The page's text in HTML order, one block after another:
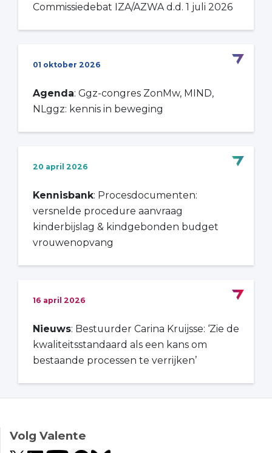
Commissiedebat IZA/AZWA d.d. 1 juli 2026
01 oktober 2026
Agenda: Ggz-congres ZonMw, MIND,
NLggz: kennis in beweging
20 april 2026
Kennisbank: Procesdocumenten:
versnelde procedure aanvraag
kinderbijslag & kindgebonden budget
vrouwenopvang
16 april 2026
Nieuws: Bestuurder Carina Kruijsse: ‘Zie de
kwaliteitsstandaard als een kans om
bestaande processen te verrijken’
Volg Valente